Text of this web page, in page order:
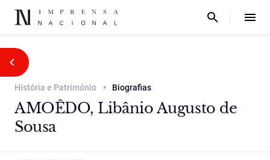
História e Património Biografias
AMOÊDO, Libânio Augusto de
Sousa